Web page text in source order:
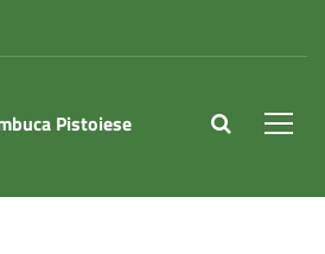
Pistoiese site.searc